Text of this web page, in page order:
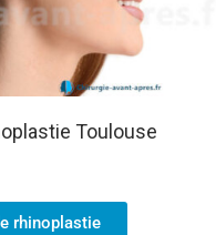
Toulouse
rhinoplastie